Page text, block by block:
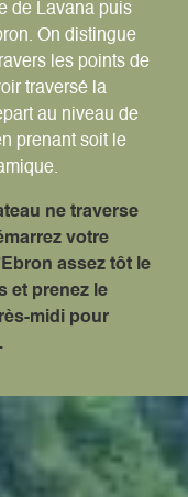
de Lavana puis
On distingue
les points de
traversé la
au niveau de
prenant soit le
ne traverse
votre
assez tôt le
et prenez le
midi pour